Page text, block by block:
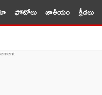
ఫోటోలు జాతీయం క్రీడలు